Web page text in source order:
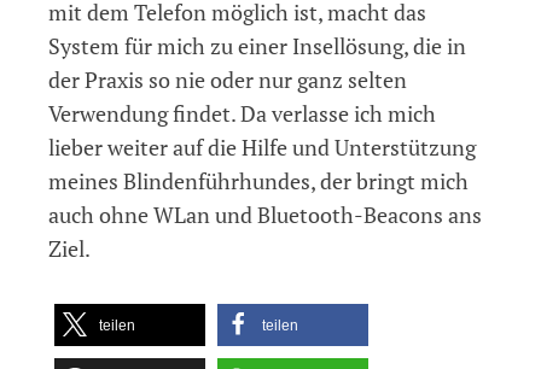
mit dem Telefon möglich ist, macht das
System für mich zu einer Insellösung, die in
der Praxis so nie oder nur ganz selten
Verwendung findet. Da verlasse ich mich
lieber weiter auf die Hilfe und Unterstützung
meines Blindenführhundes, der bringt mich
auch ohne WLan und Bluetooth-Beacons ans
Ziel.
teilen teilen